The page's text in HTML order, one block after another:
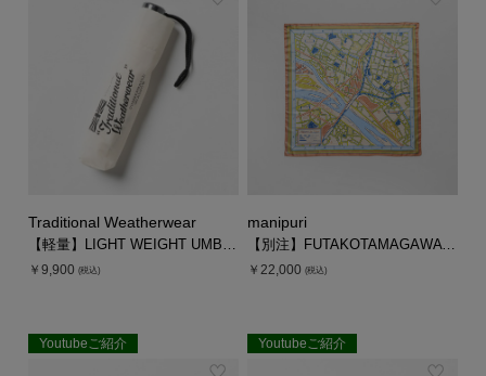
Traditional Weatherwear
￥9,900 (税込)
manipuri
【別注】FUTAKOTAMAGAWA MAP SCARF
￥22,000 (税込)
Youtubeご紹介
Youtubeご紹介